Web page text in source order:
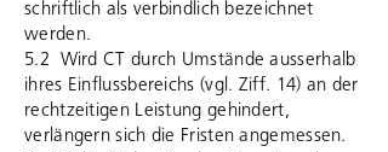
schriftlich als verbindlich bezeichnet
werden.
5.2 Wird CT durch Umstände ausserhalb
ihres Einflussbereichs (vgl. Ziff. 14) an der
rechtzeitigen Leistung gehindert,
verlängern sich die Fristen angemessen.